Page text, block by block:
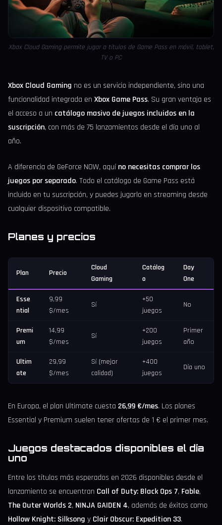
Xbox Cloud Gaming permite jugar a títulos de Game Pass en móvil, tablet,
TV o PC
Xbox Cloud Gaming no es un servicio independiente, sino una
funcionalidad integrada en Xbox Game Pass. Su gran ventaja es
el acceso a un catálogo masivo de juegos incluidos en la
suscripción, con más de 75 lanzamientos desde el día uno al
año.
A diferencia de GeForce NOW, aquíno necesitas comprar los
juegos por separado. Todo el catálogo de Game Pass está
incluido en tu suscripción, y puedes jugarlo en streaming desde
cualquier dispositivo compatible.
Planes y precios
Plan Precio
Cloud
Gaming
Catálog
o
Day
One
Esse
ntial
9,99
$/mes
Sí
+50
juegos
No
Premi
um
14,99
$/mes
Sí
+200
juegos
Primer
año
Ultim
ate
29,99
$/mes
Sí (mejor
calidad)
+400
juegos
Día uno
En Europa, el plan Ultimate cuesta 26,99 €/mes. Los planes
Essential y Premium suelen tener ofertas de 1 € el primer mes.
Juegos destacados disponibles el día
uno
Entre los títulos más esperados en 2026 disponibles desde el
lanzamiento se encuentran Call of Duty: Black Ops 7, Fable,
The Outer Worlds 2, NINJA GAIDEN 4, además de éxitos como
Hollow Knight: Silksong y Clair Obscur: Expedition 33.